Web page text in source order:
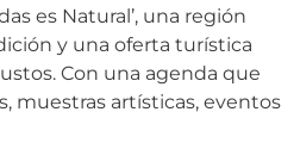
es Natural’, una región
y una oferta turística
Con una agenda que
muestras artísticas, eventos